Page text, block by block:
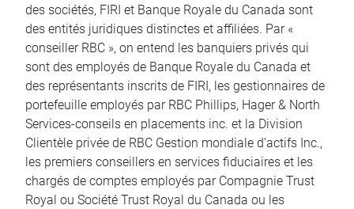
des sociétés, FIRI et Banque Royale du Canada sont
des entités juridiques distinctes et affiliées. Par «
conseiller RBC », on entend les banquiers privés qui
sont des employés de Banque Royale du Canada et
des représentants inscrits de FIRI, les gestionnaires de
portefeuille employés par RBC Phillips, Hager & North
Services-conseils en placements inc. et la Division
Clientèle privée de RBC Gestion mondiale d’actifs Inc.,
les premiers conseillers en services fiduciaires et les
chargés de comptes employés par Compagnie Trust
Royal ou Société Trust Royal du Canada ou les